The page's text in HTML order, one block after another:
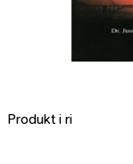
Produkt i ri